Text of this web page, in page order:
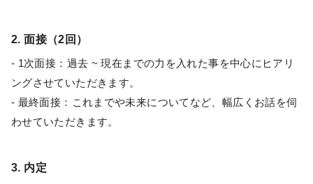
2. 面接（2回）
- 1次面接：過去 ~ 現在までの力を入れた事を中心にヒアリ
ングさせていただきます。
- 最終面接：これまでや未来についてなど、幅広くお話を伺
わせていただきます。
3. 内定